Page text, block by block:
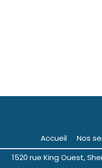
Accueil Nos
1520 rue King Ouest,